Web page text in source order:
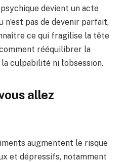
devient un acte
n’est pas de devenir parfait,
ce qui fragilise la tête
rééquilibrer la
culpabilité ni l’obsession.
allez
augmentent le risque
et dépressifs, notamment